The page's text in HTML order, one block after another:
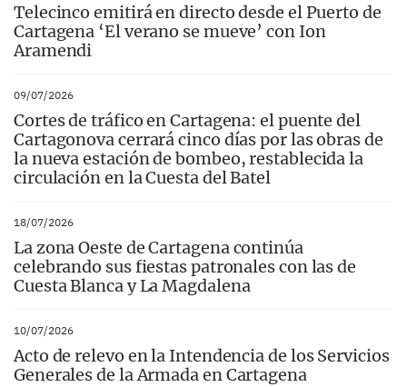
Telecinco emitirá en directo desde el Puerto de
Cartagena ‘El verano se mueve’ con Ion
Aramendi
09/07/2026
Cortes de tráfico en Cartagena: el puente del
Cartagonova cerrará cinco días por las obras de
la nueva estación de bombeo, restablecida la
circulación en la Cuesta del Batel
18/07/2026
La zona Oeste de Cartagena continúa
celebrando sus fiestas patronales con las de
Cuesta Blanca y La Magdalena
10/07/2026
Acto de relevo en la Intendencia de los Servicios
Generales de la Armada en Cartagena